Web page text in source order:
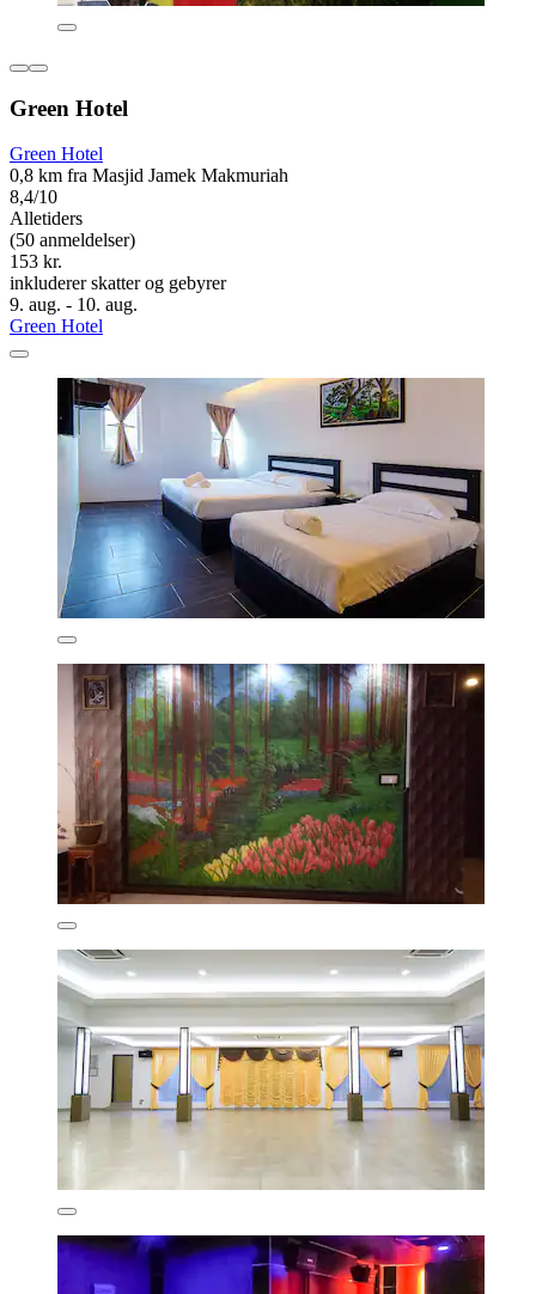
Green Hotel
Green Hotel
0,8 km fra Masjid Jamek Makmuriah
8,4/10
Alletiders
(50 anmeldelser)
153 kr.
inkluderer skatter og gebyrer
9. aug. - 10. aug.
Green Hotel